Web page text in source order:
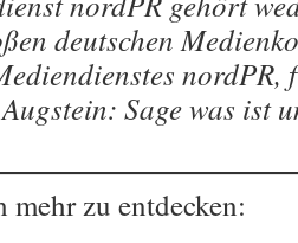
deutschen
nordPR,
Sage was ist
zu entdecken: